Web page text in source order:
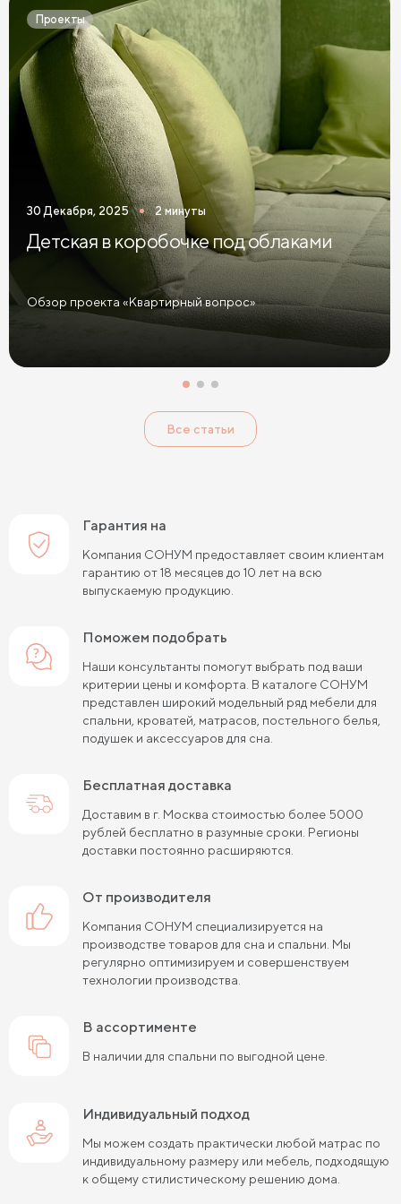
Простыни на высокие матрасы
Проекты
30 Декабря, 2025 2 минуты
Детская в коробочке под облаками
Обзор проекта «Квартирный вопрос»
Все статьи
Гарантия на
Компания СОНУМ предоставляет своим клиентам
гарантию от 18 месяцев до 10 лет на всю
выпускаемую продукцию.
Поможем подобрать
Наши консультанты помогут выбрать под ваши
критерии цены и комфорта. В каталоге СОНУМ
представлен широкий модельный ряд мебели для
спальни, кроватей, матрасов, постельного белья,
подушек и аксессуаров для сна.
Бесплатная доставка
Доставим в г. Москва стоимостью более 5000
рублей бесплатно в разумные сроки. Регионы
доставки постоянно расширяются.
от производителя
Компания СОНУМ специализируется на
производстве товаров для сна и спальни. Мы
регулярно оптимизируем и совершенствуем
технологии производства.
в ассортименте
В наличии для спальни по выгодной цене.
Индивидуальный подход
Мы можем создать практически любой матрас по
индивидуальному размеру или мебель, подходящую
к общему стилистическому решению дома.